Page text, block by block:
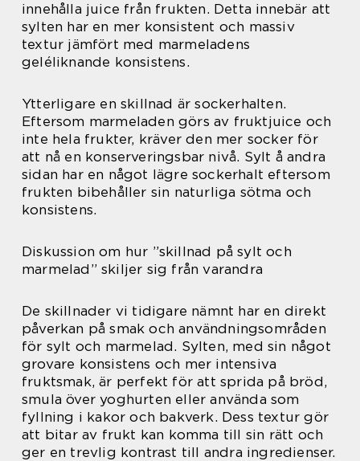
innehålla juice från frukten. Detta innebär att
sylten har en mer konsistent och massiv
textur jämfört med marmeladens
geléliknande konsistens.
Ytterligare en skillnad är sockerhalten.
Eftersom marmeladen görs av fruktjuice och
inte hela frukter, kräver den mer socker för
att nå en konserveringsbar nivå. Sylt å andra
sidan har en något lägre sockerhalt eftersom
frukten bibehåller sin naturliga sötma och
konsistens.
Diskussion om hur ”skillnad på sylt och
marmelad” skiljer sig från varandra
De skillnader vi tidigare nämnt har en direkt
påverkan på smak och användningsområden
för sylt och marmelad. Sylten, med sin något
grovare konsistens och mer intensiva
fruktsmak, är perfekt för att sprida på bröd,
smula över yoghurten eller använda som
fyllning i kakor och bakverk. Dess textur gör
att bitar av frukt kan komma till sin rätt och
ger en trevlig kontrast till andra ingredienser.